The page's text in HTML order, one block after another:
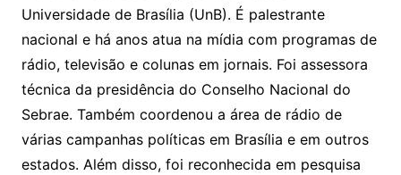
Universidade de Brasília (UnB). É palestrante
nacional e há anos atua na mídia com programas de
rádio, televisão e colunas em jornais. Foi assessora
técnica da presidência do Conselho Nacional do
Sebrae. Também coordenou a área de rádio de
várias campanhas políticas em Brasília e em outros
estados. Além disso, foi reconhecida em pesquisa